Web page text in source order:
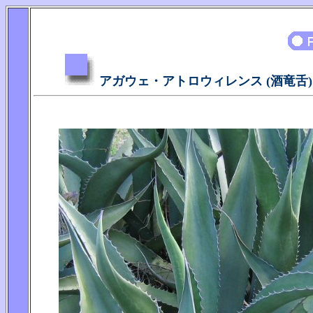
アガウェ・アトロウィレンス (酒竜舌)